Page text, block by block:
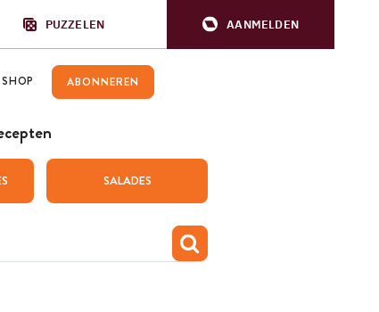
PUZZELEN AANMELDEN
SHOP ABONNEREN
SALADES